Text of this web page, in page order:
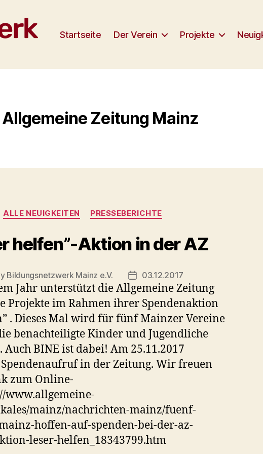
Startseite Der Verein Projekte
Allgemeine Zeitung Mainz
Categories
ALLE NEUIGKEITEN PRESSEBERICHTE
helfen”-Aktion in der AZ
Bildungsnetzwerk Mainz e.V.
Post
date
03.12.2017
Jahr unterstützt die Allgemeine Zeitung
Projekte im Rahmen ihrer Spendenaktion
. Dieses Mal wird für fünf Mainzer Vereine
benachteiligte Kinder und Jugendliche
BINE ist dabei! Am 25.11.2017
in der Zeitung. Wir freuen
zum Online-
www.allgemeine-
mainz/nachrichten-mainz/fuenf-
hoffen-auf-spenden-bei-der-az-
leser-helfen_18343799.htm